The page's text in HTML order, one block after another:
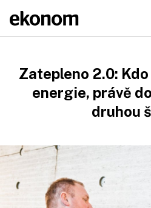
Zatepleno 2.0:
energie, právě
druhou